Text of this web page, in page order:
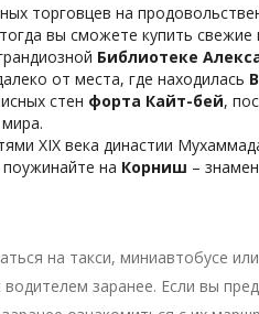
торговцев на
вы сможете купить
Библиотеке
от места, где находилась
стен форта Кайт-бей,
XIX века династии
на Корниш –
на такси, миниавтобусе
заранее. Если вы